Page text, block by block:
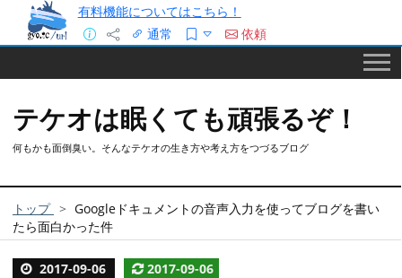
有料機能についてはこちら！
通常
依頼